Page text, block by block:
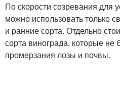
По скорости созревания для
можно использовать только
и ранние сорта. Отдельно
сорта винограда, которые не
промерзания лозы и почвы.